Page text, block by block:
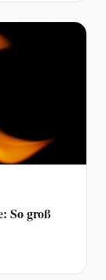
So groß